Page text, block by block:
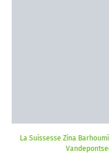
La Suissesse Zina